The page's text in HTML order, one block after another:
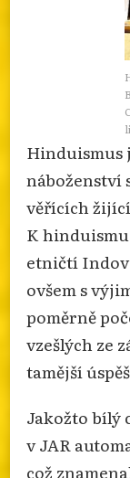
Hinduismus
náboženství
věřících
K
etničtí
ovšem s
poměrně
vzešlých ze
tamější
Jakožto bílý
v JAR
což